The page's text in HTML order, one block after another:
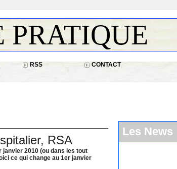
PRATIQUE
RSS CONTACT
RSA
janvier 2010 (ou dans les tout
ce qui change au 1er janvier
Les News